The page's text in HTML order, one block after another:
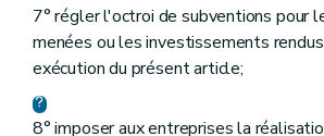
7° régler l'octroi de subventions pour
menées ou les investissements
exécution du présent article;
8° imposer aux entreprises la